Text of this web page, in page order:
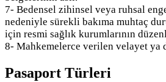
7- Bedensel zihinsel veya ruhsal
nedeniyle sürekli bakıma muhtaç
için resmi sağlık kurumlarının
8- Mahkemelerce verilen velayet ya
Pasaport Türleri